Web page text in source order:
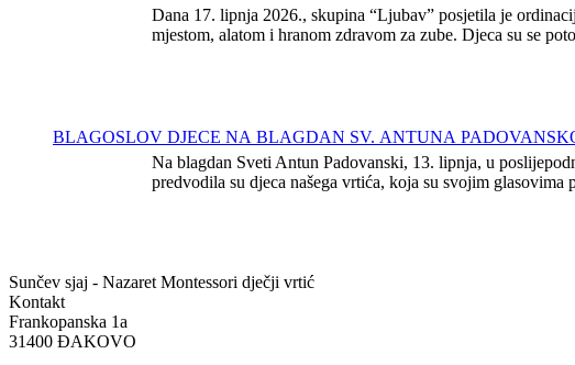
Dana 17. lipnja 2026., skupina “Ljubav” posjetila je
mjestom, alatom i hranom zdravom za zube. Djeca su se
BLAGOSLOV DJECE NA BLAGDAN SV. ANTUNA
Na blagdan Sveti Antun Padovanski, 13. lipnja, u
predvodila su djeca našega vrtića, koja su svojim
Sunčev sjaj - Nazaret Montessori dječji vrtić
Kontakt
Frankopanska 1a
31400 ĐAKOVO